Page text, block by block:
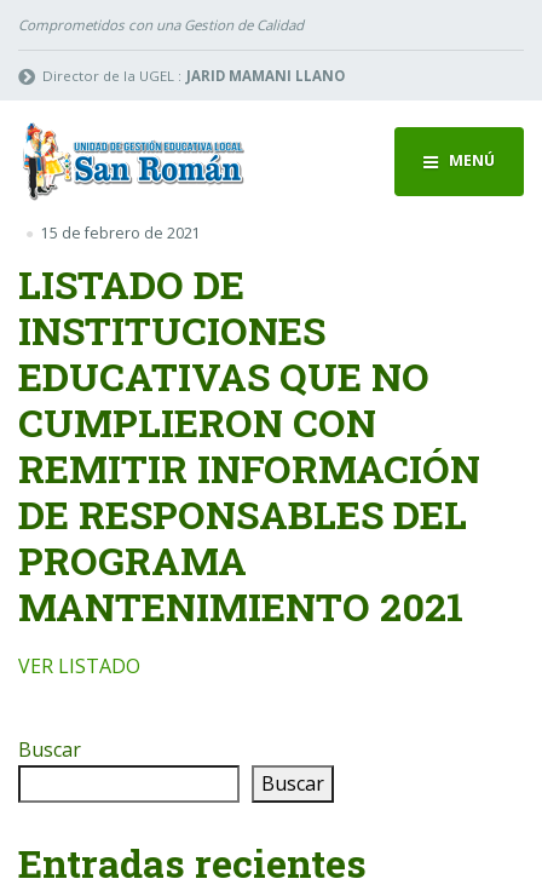
Comprometidos con una Gestion de Calidad
Director de la UGEL : JARID MAMANI LLANO
MENÚ
15 de febrero de 2021
LISTADO DE
INSTITUCIONES
EDUCATIVAS QUE NO
CUMPLIERON CON
REMITIR INFORMACIÓN
DE RESPONSABLES DEL
PROGRAMA
MANTENIMIENTO 2021
VER LISTADO
Buscar
Buscar
Entradas recientes